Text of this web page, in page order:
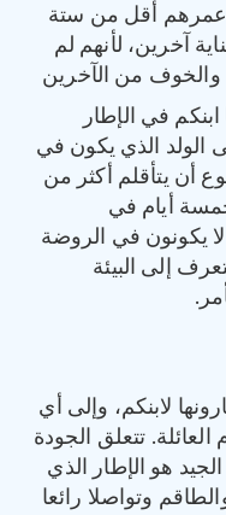
عمرهم أقل من ستة
آخرين، لأنهم لم
والخوف من الآخرين
في الإطار
الولد الذي يكون في
أن يتأقلم أكثر من
خمسة أيام في
لا يكونون في الروضة
إلى البيئة
لابنكم، وإلى أي
تتعلق الجودة
هو الإطار الذي
وتواصلا رائعا